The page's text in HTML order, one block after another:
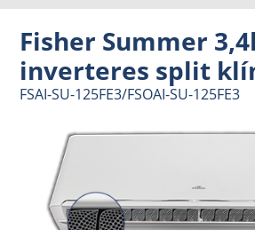
Fisher Summer
inverteres split
FSAI-SU-125FE3/FSOAI-SU-125FE3